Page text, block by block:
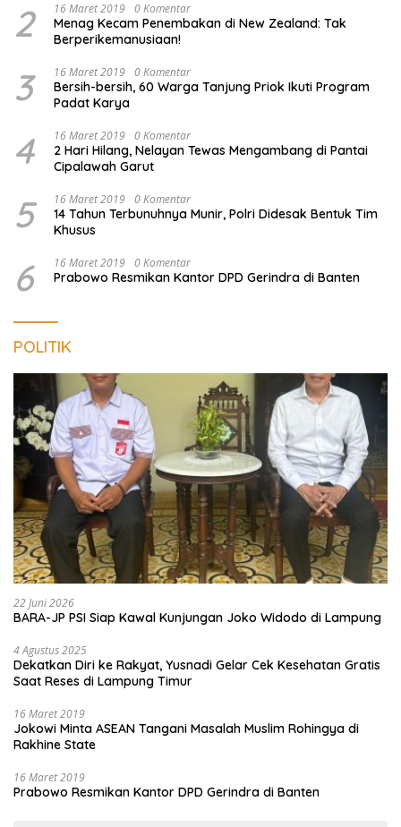
2 16 Maret 2019 0 Komentar
Menag Kecam Penembakan di New Zealand: Tak
Berperikemanusiaan!
3 16 Maret 2019 0 Komentar
Bersih-bersih, 60 Warga Tanjung Priok Ikuti Program
Padat Karya
4 16 Maret 2019 0 Komentar
2 Hari Hilang, Nelayan Tewas Mengambang di Pantai
Cipalawah Garut
5 16 Maret 2019 0 Komentar
14 Tahun Terbunuhnya Munir, Polri Didesak Bentuk Tim
Khusus
6 16 Maret 2019 0 Komentar
Prabowo Resmikan Kantor DPD Gerindra di Banten
POLITIK
22 Juni 2026
BARA-JP PSI Siap Kawal Kunjungan Joko Widodo di Lampung
4 Agustus 2025
Dekatkan Diri ke Rakyat, Yusnadi Gelar Cek Kesehatan Gratis
Saat Reses di Lampung Timur
16 Maret 2019
Jokowi Minta ASEAN Tangani Masalah Muslim Rohingya di
Rakhine State
16 Maret 2019
Prabowo Resmikan Kantor DPD Gerindra di Banten